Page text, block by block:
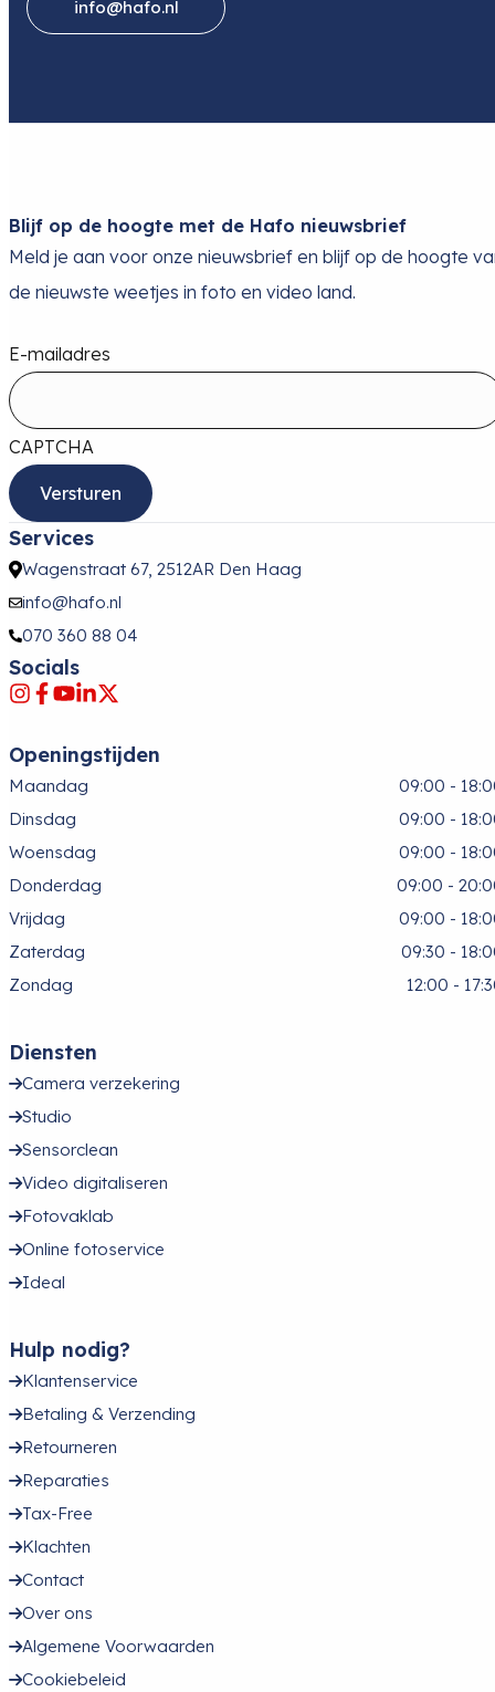
info@hafo.nl
Blijf op de hoogte met de Hafo nieuwsbrief
Meld je aan voor onze nieuwsbrief en blijf op de hoogte
de nieuwste weetjes in foto en video land.
E-mailadres
CAPTCHA
Services
Wagenstraat 67, 2512AR Den Haag
info@hafo.nl
070 360 88 04
Socials
Openingstijden
Maandag
09:00 -
Dinsdag
09:00 -
Woensdag
09:00 -
Donderdag
09:00 -
Vrijdag
09:00 -
Zaterdag
09:30 -
Zondag
12:00 -
Diensten
Camera verzekering
Studio
Sensorclean
Video digitaliseren
Fotovaklab
Online fotoservice
Ideal
Hulp nodig?
Klantenservice
Betaling & Verzending
Retourneren
Reparaties
Tax-Free
Klachten
Contact
Over ons
Algemene Voorwaarden
Cookiebeleid